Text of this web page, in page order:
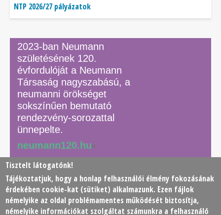
NTP 2026/27 pályázatok
2023-ban Neumann
születésének 120.
évfordulóját a Neumann
Társaság nagyszabású, a
neumanni örökséget
sokszínűen bemutató
rendezvény-sorozattal
ünnepelte.
neumann120.hu
© 2026 Neumann János Számítógéptudományi Társaság
(NJSZT)
Tisztelt látogatónk!
Tájékoztatjuk, hogy a honlap felhasználói élmény fokozásának
érdekében cookie-kat (sütiket) alkalmazunk. Ezen fájlok
némelyike az oldal problémamentes működését biztosítja,
némelyike információkat szolgáltat számunkra a felhasználó